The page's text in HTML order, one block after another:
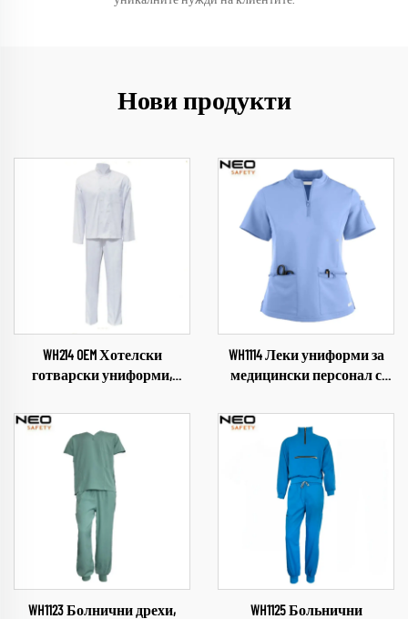
Нови продукти
WH214 OEM Хотелски
готварски униформи,
облекло за готвене, екип за
готвачи за хранителната
промишленост,
ресторанти, дрехи за
готвачи
WH1114 Леки униформи за
медицински персонал с
Лекарски и сестрински
униформи за зъболекарски
кабинети, ветеринарни
клиники, болници, салони
за красота Комплекти за
медицински персонал
WH1123 Болнични дрехи,
WH1125 Больнични